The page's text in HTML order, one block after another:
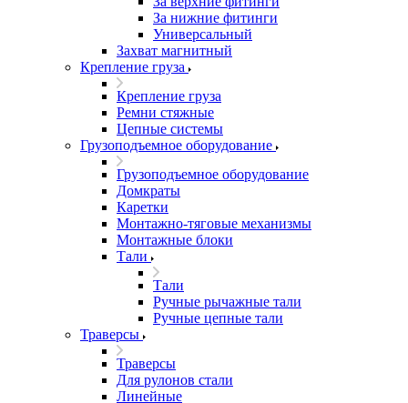
За нижние фитинги
Универсальный
Захват магнитный
Крепление груза
Крепление груза
Ремни стяжные
Цепные системы
Грузоподъемное оборудование
Грузоподъемное оборудование
Домкраты
Каретки
Монтажно-тяговые механизмы
Монтажные блоки
Тали
Тали
Ручные рычажные тали
Ручные цепные тали
Траверсы
Траверсы
Для рулонов стали
Линейные